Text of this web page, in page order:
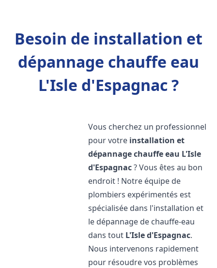
Besoin de installation et
dépannage chauffe eau
L'Isle d'Espagnac ?
Vous cherchez un professionnel
pour votre installation et
dépannage chauffe eau L'Isle
d'Espagnac? Vous êtes au bon
endroit ! Notre équipe de
plombiers expérimentés est
spécialisée dans l'installation et
le dépannage de chauffe-eau
dans tout L'Isle d'Espagnac.
Nous intervenons rapidement
pour résoudre vos problèmes